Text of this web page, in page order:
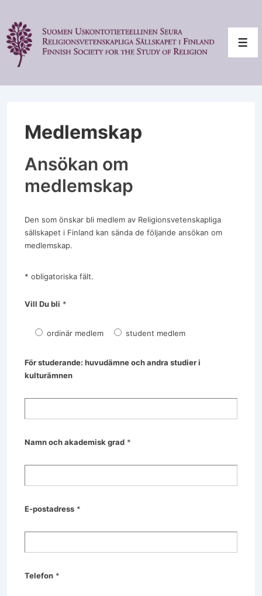
Main
Content
Medlemskap
Ansökan om
medlemskap
Den som önskar bli medlem av Religionsvetenskapliga
sällskapet i Finland kan sända de följande ansökan om
medlemskap.
* obligatoriska fält.
Vill Du bli *
ordinär medlem student medlem
För studerande: huvudämne och andra studier i
kulturämnen
Namn och akademisk grad *
E-postadress *
Telefon *